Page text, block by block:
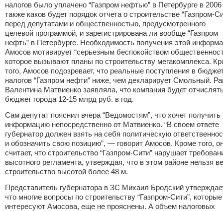
налогов было уплачено “Газпром нефтью” в Петербурге в 2006
также каков будет порядок отчета о строительстве “Газпром-
перед депутатами и общественностью, предусмотренного
целевой программой, и зарегистрирована ли вообще “Газпром
нефть” в Петербурге. Необходимость получения этой
Амосов мотивирует “серьезным беспокойством
которое вызывают планы по строительству мегакомплекса.
того, Амосов подозревает, что реальные поступления в
налогов “Газпром нефти” ниже, чем декларирует Смольный.
Валентина Матвиенко заявляла, что компания будет
бюджет города 12-15 млрд руб. в год.
Сам депутат пояснил вчера “Ведомостям”, что хочет получить
информацию непосредственно от Матвиенко. “В своем ответе
губернатор должен взять на себя политическую
и обозначить свою позицию”, — говорит Амосов. Кроме того,
считает, что строительство “Газпром-Сити” нарушает
высотного регламента, утверждая, что в этом районе нельзя
строительство высотой более 48 м.
Представитель губернатора в ЗС Михаил Бродский
что многие вопросы по строительству “Газпром-Сити”, которые
интересуют Амосова, еще не прояснены. А объем налоговых